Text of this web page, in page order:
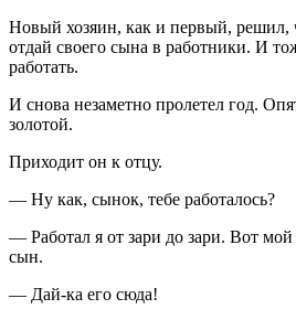
Новый хозяин, как и первый, решил,
отдай своего сына в работники. И
работать.
И снова незаметно пролетел год.
золотой.
Приходит он к отцу.
— Ну как, сынок, тебе работалось?
— Работал я от зари до зари. Вот
сын.
— Дай-ка его сюда!